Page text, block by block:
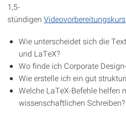
1,5-
stündigen Videovorbereitungskurs
Wie unterscheidet sich die
und LaTeX?
Wo finde ich Corporate
Wie erstelle ich ein gut
Welche LaTeX-Befehle helfen
wissenschaftlichen Schreiben?